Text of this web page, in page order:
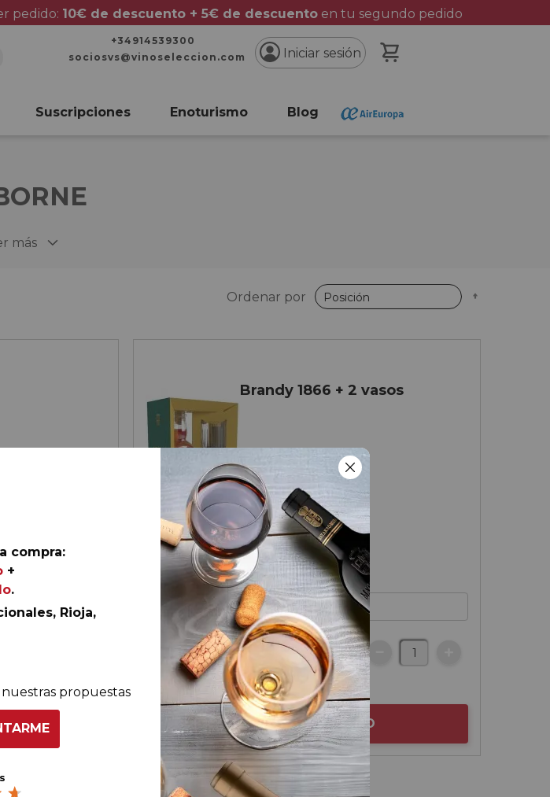
pedido: 10€ de descuento + 5€ de descuentoen tu segundo pedido
+34914539300
sociosvs@vinoseleccion.com
Iniciar sesión
Suscripciones Enoturismo Blog
más
Ordenar por
Brandy 1866 + 2 vasos
90€
AÑADIR AL CARRITO
compra:
+
.
Rioja,
propuestas